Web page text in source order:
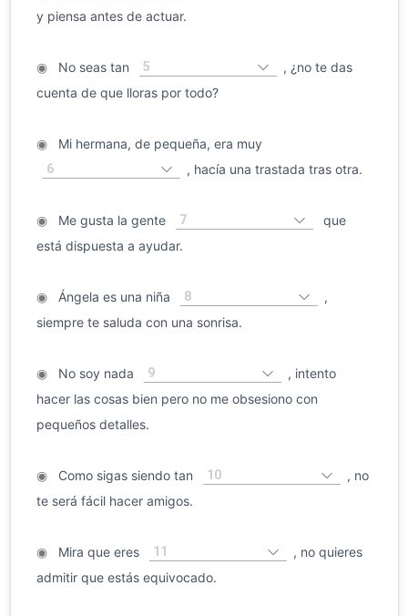
y piensa antes de actuar.
◉No seas tan 5
, ¿no te das
cuenta de que lloras por todo?
◉Mi hermana, de pequeña, era muy
6 , hacía una trastada tras otra.
◉Me gusta la gente 7
que
está dispuesta a ayudar.
◉Ángela es una niña 8
,
siempre te saluda con una sonrisa.
◉No soy nada 9
, intento
hacer las cosas bien pero no me obsesiono con
pequeños detalles.
◉Como sigas siendo tan 10
, no
te será fácil hacer amigos.
◉Mira que eres 11
, no quieres
admitir que estás equivocado.